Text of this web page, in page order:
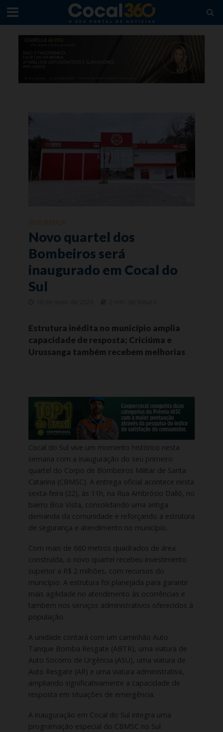
SEGURANÇA
Novo quartel dos
Bombeiros será
inaugurado em Cocal do
Sul
Estrutura inédita no município amplia
capacidade de resposta; Criciúma e
Urussanga também recebem melhorias
Cocal do Sul vive um momento histórico nesta
semana com a inauguração do seu primeiro
quartel do Corpo de Bombeiros Militar de Santa
Catarina (CBMSC). A entrega oficial acontece nesta
sexta-feira (22), às 11h, na Rua Ambrósio Dalló, no
bairro Boa Vista, consolidando uma antiga
demanda da comunidade e reforçando a estrutura
de segurança e atendimento no município.
Com mais de 660 metros quadrados de área
construída, o novo quartel recebeu investimento
superior a R$ 2 milhões, com recursos do
município. A estrutura foi planejada para garantir
mais agilidade no atendimento às ocorrências e
também nos serviços administrativos oferecidos à
população.
A unidade contará com um caminhão Auto
Tanque Bomba Resgate (ABTR), uma viatura de
Auto Socorro de Urgência (ASU), uma viatura de
Auto Resgate (AR) e uma viatura administrativa,
ampliando significativamente a capacidade de
resposta em situações de emergência.
A inauguração em Cocal do Sul integra uma
programação especial do CBMSC no Sul